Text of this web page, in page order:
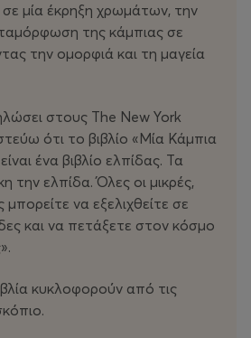
μία έκρηξη χρωμάτων, την
της κάμπιας σε
την ομορφιά και τη μαγεία
στους The New York
ότι το βιβλίο «Μία Κάμπια
ένα βιβλίο ελπίδας. Τα
την ελπίδα. Όλες οι μικρές,
να εξελιχθείτε σε
και να πετάξετε στον κόσμο
κυκλοφορούν από τις